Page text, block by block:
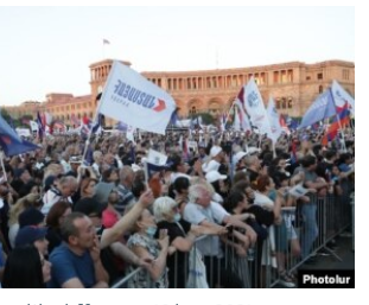
KITABXANASI
STANDARTLARIMIZ
ISTIFADƏ